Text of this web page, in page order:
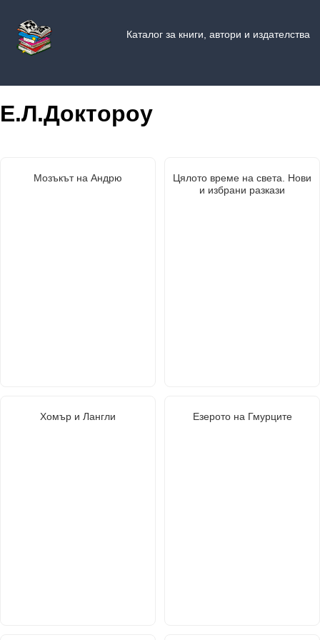
Каталог за книги, автори и издателства
Е.Л.Доктороу
Мозъкът на Андрю
Цялото време на света. Нови
и избрани разкази
Хомър и Лангли Езерото на Гмурците